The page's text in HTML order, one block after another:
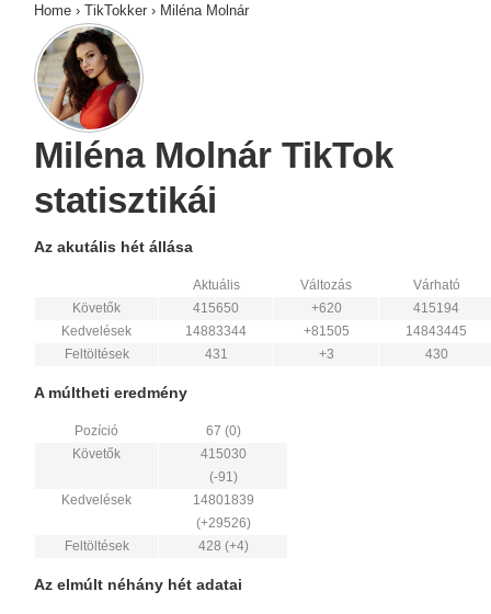
Home › TikTokker › Miléna Molnár
Miléna Molnár TikTok
statisztikái
Az akutális hét állása
Aktuális Változás
Várható
Követők
415650 +620
415194
Kedvelések
14883344 +81505
14843445
Feltöltések
431 +3 430
A múltheti eredmény
Pozíció
67 (0)
Követők
415030
(-91)
Kedvelések
14801839
(+29526)
Feltöltések
428 (+4)
Az elmúlt néhány hét adatai